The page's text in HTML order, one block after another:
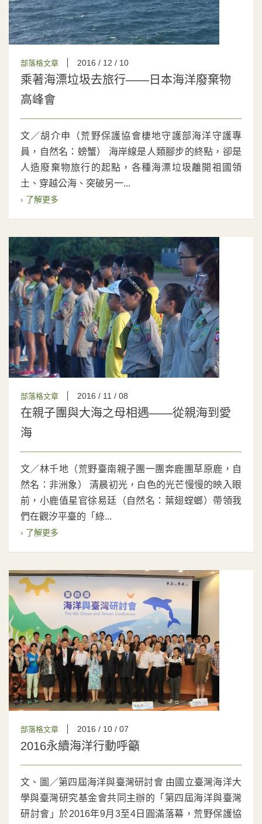
部落格文章 2016 / 12 / 10
乘著海漂垃圾去旅行——日本海洋廢棄物
高峰會
文／胡介申（荒野保護協會棲地守護部海洋守護專
員，自然名：螃蟹） 海岸線是人類腳步的終點，卻是
人造廢棄物旅行的起點，各種海漂垃圾離開祖國領
土、穿越公海、突破另一...
› 了解更多
部落格文章 2016 / 11 / 08
在親子團與大海之母相遇——從親海到愛
海
文／林千地（荒野臺南親子團一團奔鹿團草原鹿，自
然名：非洲象） 清晨初光，白色的光芒慢慢的映入眼
前，小鹿值星官徐易廷（自然名：葉翅螳螂）帶領我
們在觀汐平臺的「綠...
› 了解更多
部落格文章 2016 / 10 / 07
2016永續海洋行動呼籲
文、圖／第四屆海洋與臺灣研討會 由國立臺灣海洋大
學與臺灣研究基金會共同主辦的「第四屆海洋與臺灣
研討會」於2016年9月3至4日圓滿落幕，荒野保護協